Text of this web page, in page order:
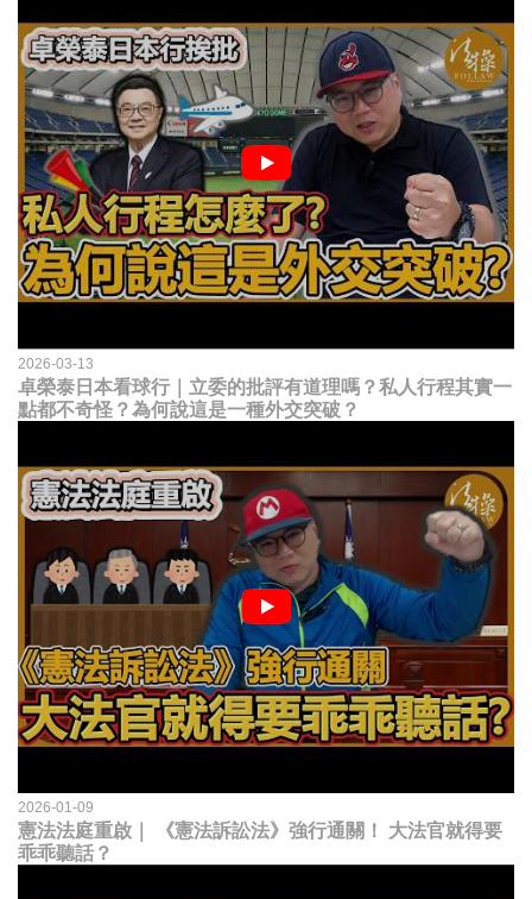
2026-03-13
卓榮泰日本看球行｜立委的批評有道理嗎？私人行程其實一
點都不奇怪？為何說這是一種外交突破？
2026-01-09
憲法法庭重啟｜ 《憲法訴訟法》強行通關！ 大法官就得要
乖乖聽話？